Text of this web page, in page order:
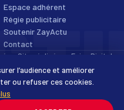
Espace adhérent
Régie publicitaire
Soutenir ZayActu
Contact
· Site réalisé par Enjoy Digital
Accessibilité
l’audience et améliorer
ou refuser ces cookies.